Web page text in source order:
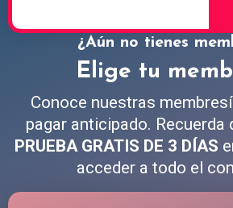
¿Aún no tienes
Elige tu
Conoce nuestras
pagar anticipado. Recuerda
PRUEBA GRATIS DE 3 DÍAS
acceder a todo el